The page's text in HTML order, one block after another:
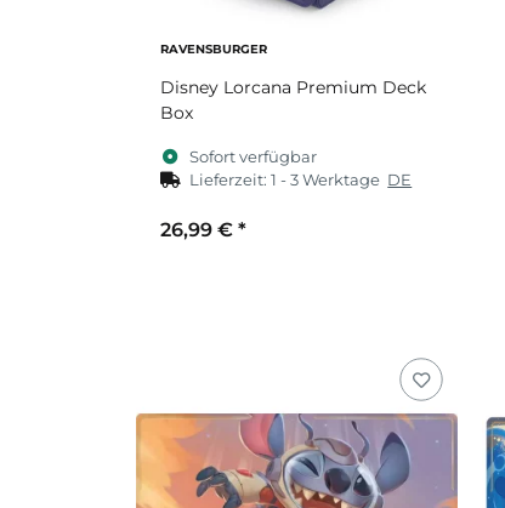
RAVENSBURGER
Disney Lorcana Premium Deck
Box
Sofort verfügbar
Lieferzeit:1 - 3 Werktage DE
26,99 € *